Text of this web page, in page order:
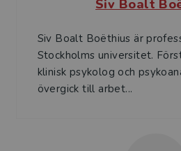
Siv Boalt
Siv Boalt Boëthius är
Stockholms universitet.
klinisk psykolog och
övergick till arbet...